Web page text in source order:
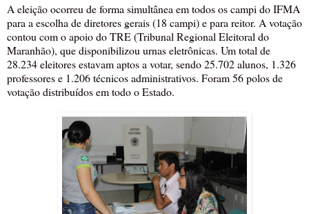
A eleição ocorreu de forma simultânea em todos os campi do IFMA
para a escolha de diretores gerais (18 campi) e para reitor. A votação
contou com o apoio do TRE (Tribunal Regional Eleitoral do
Maranhão), que disponibilizou urnas eletrônicas. Um total de
28.234 eleitores estavam aptos a votar, sendo 25.702 alunos, 1.326
professores e 1.206 técnicos administrativos. Foram 56 polos de
votação distribuídos em todo o Estado.